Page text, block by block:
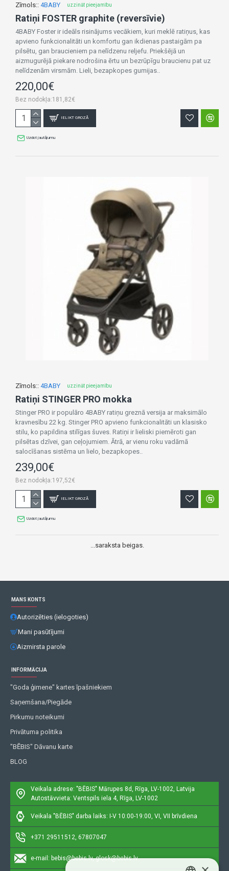
Zīmols:: 4BABY uzzināt pieejamību
Ratiņi FOSTER graphite (reversīvie)
4BABY Foster ir ideāls risinājums vecākiem, kuri meklē ratiņus, kas
apvieno funkcionalitāti un komfortu gan ikdienas pastaigām pa
pilsētu, gan braucieniem pa nelīdzenu reljefu. Priekšējā un
aizmugurējā piekare nodrošina ērtu un bezrūpīgu braucienu pat uz
nelīdzenām virsmām. Lieli, bezapkopes gumijas..
220,00€
Bez nodokļa:181,82€
IELIKT GROZĀ
Uzdot jautājumu
Zīmols:: 4BABY uzzināt pieejamību
Ratiņi STINGER PRO mokka
Stinger PRO ir populāro 4BABY ratiņu greznā versija ar maksimālo
kravnesību 22 kg. Stinger PRO apvieno funkcionalitāti un klasisko
stilu, ko papildina stilīgas šuves. Ratiņi ir lieliski piemēroti gan
pilsētas dzīvei, gan ceļojumiem. Ātrā, ar vienu roku vadāmā
salocīšanas sistēma un lielo, bezapkopes..
239,00€
Bez nodokļa:197,52€
IELIKT GROZĀ
Uzdot jautājumu
...saraksta beigas.
MANS KONTS
Autorizēties (ielogoties)
Mani pasūtījumi
Aizmirsta parole
INFORMĀCIJA
"Goda ģimene" kartes īpašniekiem
Saņemšana/Piegāde
Pirkumu noteikumi
Privātuma politika
"BĒBIS" Dāvanu karte
BLOG
Veikala adrese: "BĒBIS" Mārupes 8d, Rīga, LV-1002, Latvija
Autostāvvieta: Ventspils iela 4, Rīga, LV-1002
Veikala "BĒBIS" darba laiks: I-V 10:00-19:00, VI, VII brīvdiena
+371 29511512, 67807047
e-mail: bebis@bebis.lv, glosk@bebis.lv